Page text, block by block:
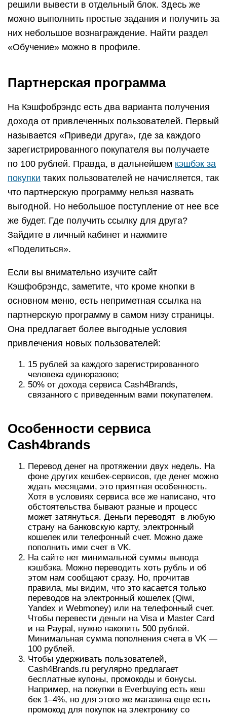
по 100 рублей. Правда, в дальнейшемкэшбэк за
покупкитаких пользователей не начисляется, так
что партнерскую программу нельзя назвать
выгодной. Но небольшое поступление от нее все
«Поделиться».
Если вы внимательно изучите сайт
Кэшфобрэндс, заметите, что кроме кнопки в
основном меню, есть неприметная ссылка на
партнерскую программу в самом низу страницы.
Она предлагает более выгодные условия
привлечения новых пользователей:
15 рублей за каждого зарегистрированного
человека единоразово;
50% от дохода сервиса Cash4Brands,
связанного с приведенным вами покупателем.
Особенности сервиса
Cash4brands
Перевод денег на протяжении двух недель. На
фоне других кешбек-сервисов, где денег можно
ждать месяцами, это приятная особенность.
Хотя в условиях сервиса все же написано, что
обстоятельства бывают разные и процесс
страну на банковскую карту, электронный
кошелек или телефонный счет. Можно даже
пополнить ими счет в VK.
На сайте нет минимальной суммы вывода
правила, мы видим, что это касается только
переводов на электронный кошелек (Qiwi,
Yandex и Webmoney) или на телефонный счет.
и на Paypal, нужно накопить 500 рублей.
Минимальная сумма пополнения счета в VK —
100 рублей.
Чтобы удерживать пользователей,
Cash4Brands.ru регулярно предлагает
бесплатные купоны, промокоды и бонусы.
Например, на покупки в Everbuying есть кеш
бек 1–4%, но для этого же магазина еще есть
промокод для покупок на электронику со
скидкой 50%. Оба бонуса при этом
суммируются. Если грамотно планировать
покупки и учитывать все акционные
предложения, можно основательно сэкономить.
Скидки и распродажи привязаны к сезону,
сервис активно рассказывает о них
подписчикам в соцсетях — Одноклассниках,
Facebook и Google+.
Отслеживание посылок на сайте. Cash4Brands
с гордостью сообщает, что он бесплатный,
хотя это бесплатно всегда и везде. Куда
важнее удобство — пользователю не надо
лезть в гугл и искать такие сервисы, все уже
есть на сайте. Просто введите номер почтового
отправления и увидите, где последний раз
была отмечена ваша посылка.